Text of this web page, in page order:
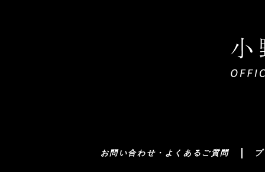
お問い合わせ・よくあるご質問